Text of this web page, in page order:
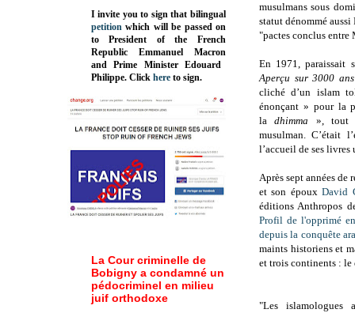
musulmans sous
statut dénommé
"pactes conclus entre
En 1971, paraissait
Aperçu sur 3000
cliché d’un islam
énonçant » pour la
ladhimma », tout
musulman. C’était
l’accueil de ses livres
Après sept années de
et son épouxDavid
éditions Anthropos
Profil de l'opprimé
depuis la conquête
maints historiens et
et trois continents : le
"Les islamologues
I invite you to sign that bilingual
petition which will be passed on
to President of the French
Republic Emmanuel Macron
and Prime MinisterEdouard
Philippe. Click here to sign.
La Cour criminelle de
Bobigny a condamné un
pédocriminel en milieu
juif orthodoxe